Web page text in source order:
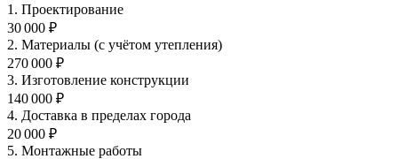
1. Проектирование
30 000 ₽
2. Материалы (с учётом утепления)
270 000 ₽
3. Изготовление конструкции
140 000 ₽
4. Доставка в пределах города
20 000 ₽
5. Монтажные работы